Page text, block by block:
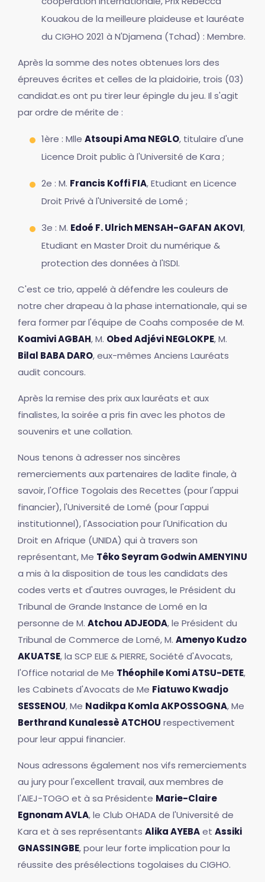
Kouakou de la meilleure plaideuse et lauréate
du CIGHO 2021 à N'Djamena (Tchad) : Membre.
Après la somme des notes obtenues lors des
épreuves écrites et celles de la plaidoirie, trois (03)
candidat.es ont pu tirer leur épingle du jeu. Il s'agit
par ordre de mérite de :
1ère : Mlle Atsoupi Ama NEGLO, titulaire d'une
Licence Droit public à l'Université de Kara ;
2e : M. Francis Koffi FIA, Etudiant en Licence
Droit Privé à l'Université de Lomé ;
3e : M. Edoé F. Ulrich MENSAH-GAFAN AKOVI,
Etudiant en Master Droit du numérique &
protection des données à l'ISDI.
C'est ce trio, appelé à défendre les couleurs de
notre cher drapeau à la phase internationale, qui se
fera former par l'équipe de Coahs composée de M.
Koamivi AGBAH, M. Obed Adjévi NEGLOKPE, M.
Bilal BABA DARO, eux-mêmes Anciens Lauréats
audit concours.
Après la remise des prix aux lauréats et aux
finalistes, la soirée a pris fin avec les photos de
souvenirs et une collation.
Nous tenons à adresser nos sincères
remerciements aux partenaires de ladite finale, à
savoir, l'Office Togolais des Recettes (pour l'appui
financier), l'Université de Lomé (pour l'appui
institutionnel), l'Association pour l'Unification du
Droit en Afrique (UNIDA) qui à travers son
représentant, Me Têko Seyram Godwin AMENYINU
a mis à la disposition de tous les candidats des
codes verts et d'autres ouvrages, le Président du
Tribunal de Grande Instance de Lomé en la
personne de M. Atchou ADJEODA, le Président du
Tribunal de Commerce de Lomé, M. Amenyo Kudzo
AKUATSE, la SCP ELIE & PIERRE, Société d'Avocats,
l'Office notarial de Me Théophile Komi ATSU-DETE,
les Cabinets d'Avocats de Me Fiatuwo Kwadjo
SESSENOU, Me Nadikpa Komla AKPOSSOGNA, Me
Berthrand Kunalessè ATCHOU respectivement
pour leur appui financier.
Nous adressons également nos vifs remerciements
au jury pour l'excellent travail, aux membres de
l'AIEJ-TOGO et à sa Présidente Marie-Claire
Egnonam AVLA, le Club OHADA de l'Université de
Kara et à ses représentants Alika AYEBAet Assiki
GNASSINGBE, pour leur forte implication pour la
réussite des présélections togolaises du CIGHO.